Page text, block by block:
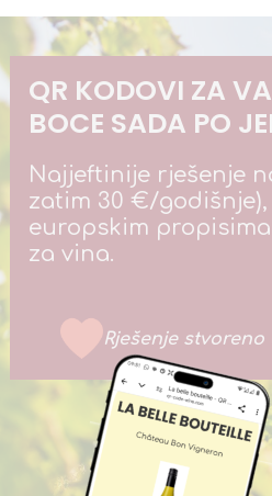
QR KODOVI ZA
BOCE SADA PO
Najjeftinije rješenje
zatim 30 €/
europskim
za vina.
Rješenje stvoreno